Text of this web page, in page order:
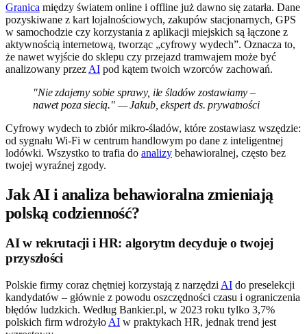
Granica między światem online i offline już dawno się zatarła. Dane
pozyskiwane z kart lojalnościowych, zakupów stacjonarnych, GPS
w samochodzie czy korzystania z aplikacji miejskich są łączone z
aktywnością internetową, tworząc „cyfrowy wydech”. Oznacza to,
że nawet wyjście do sklepu czy przejazd tramwajem może być
analizowany przez AI pod kątem twoich wzorców zachowań.
"Nie zdajemy sobie sprawy, ile śladów zostawiamy –
nawet poza siecią." — Jakub, ekspert ds. prywatności
Cyfrowy wydech to zbiór mikro-śladów, które zostawiasz wszędzie:
od sygnału Wi-Fi w centrum handlowym po dane z inteligentnej
lodówki. Wszystko to trafia do analizy behawioralnej, często bez
twojej wyraźnej zgody.
Jak AI i analiza behawioralna zmieniają
polską codzienność?
AI w rekrutacji i HR: algorytm decyduje o twojej
przyszłości
Polskie firmy coraz chętniej korzystają z narzędzi AI do preselekcji
kandydatów – głównie z powodu oszczędności czasu i ograniczenia
błędów ludzkich. Według Bankier.pl, w 2023 roku tylko 3,7%
polskich firm wdrożyło AI w praktykach HR, jednak trend jest